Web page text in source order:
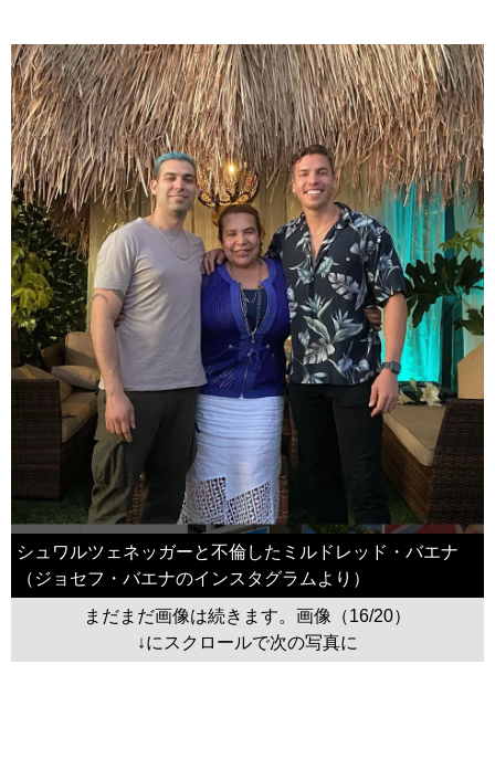
シュワルツェネッガーと不倫したミルドレッド・バエナ
（ジョセフ・バエナのインスタグラムより）
まだまだ画像は続きます。画像（16/20）
↓にスクロールで次の写真に